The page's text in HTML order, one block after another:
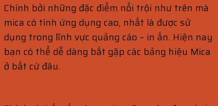
Chính bởi những đặc điểm nổi trội như trên mà
mica có tính ứng dụng cao, nhất là được sử
dụng trong lĩnh vực quảng cáo – in ấn. Hiện nay
bạn có thể dễ dàng bắt gặp các bảng hiệu Mica
ở bất cứ đâu.